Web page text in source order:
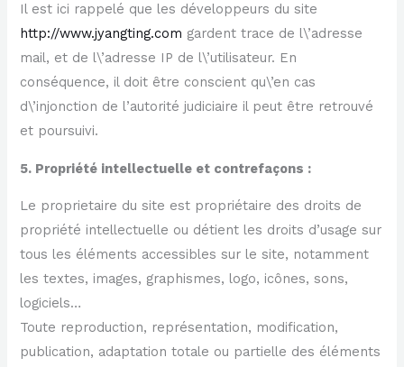
Il est ici rappelé que les développeurs du site
http://www.jyangting.com gardent trace de l\’adresse
mail, et de l\’adresse IP de l\’utilisateur. En
conséquence, il doit être conscient qu\’en cas
d\’injonction de l’autorité judiciaire il peut être retrouvé
et poursuivi.
5. Propriété intellectuelle et contrefaçons :
Le proprietaire du site est propriétaire des droits de
propriété intellectuelle ou détient les droits d’usage sur
tous les éléments accessibles sur le site, notamment
les textes, images, graphismes, logo, icônes, sons,
logiciels…
Toute reproduction, représentation, modification,
publication, adaptation totale ou partielle des éléments